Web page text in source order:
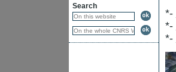
Search
*-
*-
*-